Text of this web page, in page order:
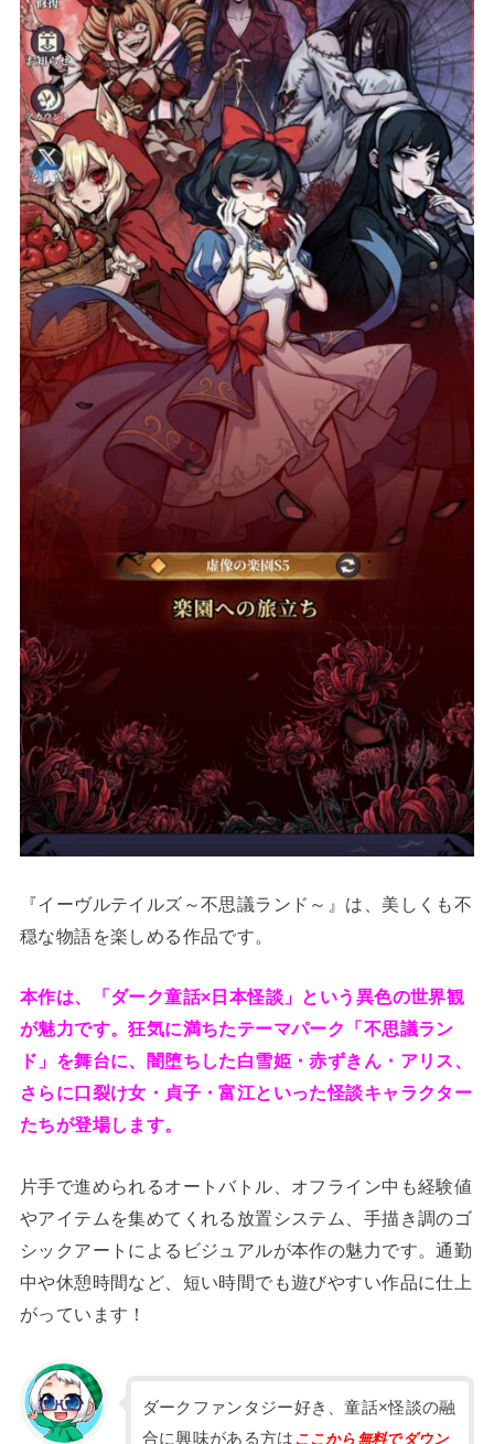
『イーヴルテイルズ～不思議ランド～』は、美しくも不
穏な物語を楽しめる作品です。
本作は、「ダーク童話×日本怪談」という異色の世界観
が魅力です。狂気に満ちたテーマパーク「不思議ラン
ド」を舞台に、闇堕ちした白雪姫・赤ずきん・アリス、
さらに口裂け女・貞子・富江といった怪談キャラクター
たちが登場します。
片手で進められるオートバトル、オフライン中も経験値
やアイテムを集めてくれる放置システム、手描き調のゴ
シックアートによるビジュアルが本作の魅力です。通勤
中や休憩時間など、短い時間でも遊びやすい作品に仕上
がっています！
ダークファンタジー好き、童話×怪談の融
合に興味がある方は ここから無料でダウン